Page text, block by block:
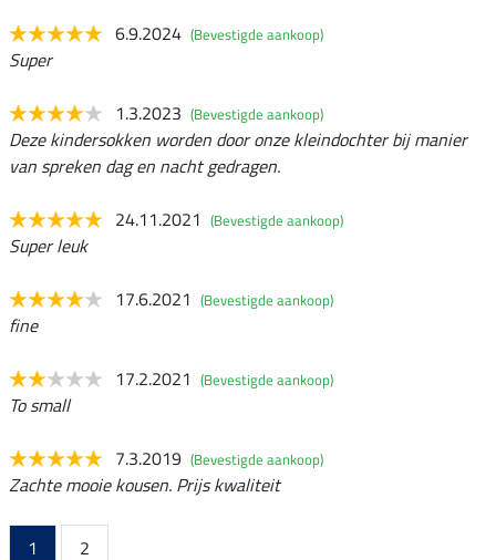
6.9.2024 (Bevestigde aankoop)
Super
1.3.2023 (Bevestigde aankoop)
Deze kindersokken worden door onze kleindochter bij manier
van spreken dag en nacht gedragen.
24.11.2021 (Bevestigde aankoop)
Super leuk
17.6.2021 (Bevestigde aankoop)
fine
17.2.2021 (Bevestigde aankoop)
To small
7.3.2019 (Bevestigde aankoop)
Zachte mooie kousen. Prijs kwaliteit
1
2